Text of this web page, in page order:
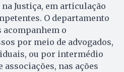
Justiça, em articulação
O departamento
o
por meio de advogados,
ou por intermédio
nas ações